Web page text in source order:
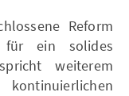
Reform
für ein solides
weiterem
kontinuierlichen